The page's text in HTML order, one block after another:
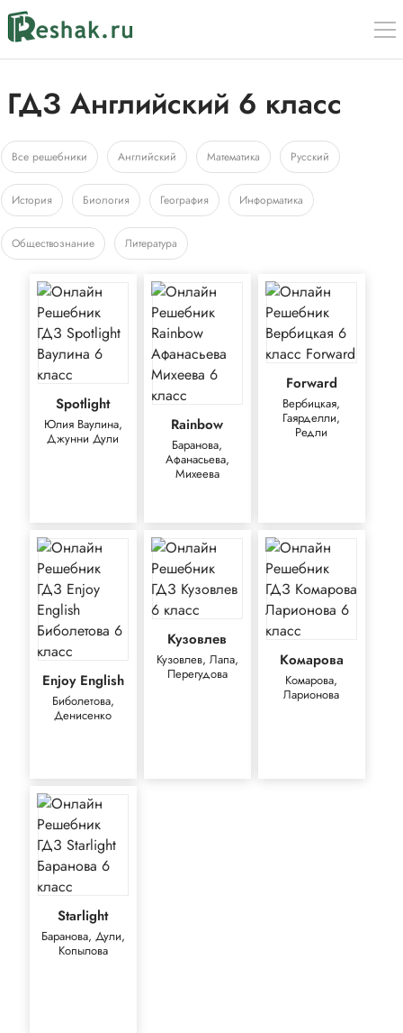
ГДЗ Английский 6 класс
Все решебники Английский Математика Русский
История Биология География Информатика
Обществознание Литература
Spotlight
Юлия Ваулина,
Джунни Дули
Rainbow
Баранова,
Афанасьева,
Михеева
Forward
Вербицкая,
Гаярделли,
Редли
Enjoy English
Биболетова,
Денисенко
Кузовлев
Кузовлев, Лапа,
Перегудова
Комарова
Комарова,
Ларионова
Starlight
Баранова, Дули,
Копылова